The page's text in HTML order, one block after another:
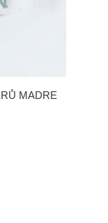
MADRE